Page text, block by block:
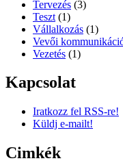
Tervezés (3)
Teszt (1)
Vállalkozás (1)
Vevői
Vezetés (1)
Kapcsolat
Iratkozz fel RSS-re!
Küldj e-mailt!
Cimkék